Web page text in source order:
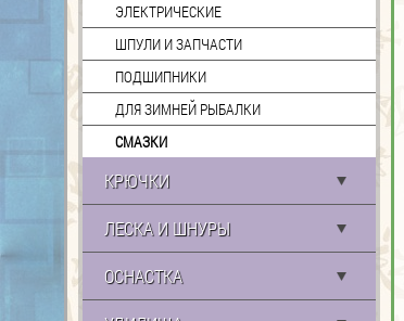
ЭЛЕКТРИЧЕСКИЕ
ШПУЛИ И ЗАПЧАСТИ
ПОДШИПНИКИ
ДЛЯ ЗИМНЕЙ РЫБАЛКИ
СМАЗКИ
КРЮЧКИ
ЛЕСКА И ШНУРЫ
ОСНАСТКА